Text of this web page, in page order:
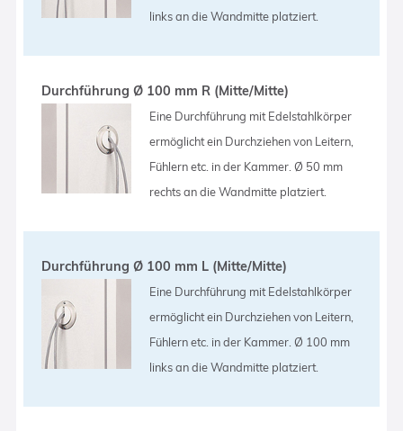
links an die Wandmitte platziert.
Durchführung Ø 100 mm R (Mitte/Mitte)
Eine Durchführung mit Edelstahlkörper
ermöglicht ein Durchziehen von Leitern,
Fühlern etc. in der Kammer. Ø 50 mm
rechts an die Wandmitte platziert.
Durchführung Ø 100 mm L (Mitte/Mitte)
Eine Durchführung mit Edelstahlkörper
ermöglicht ein Durchziehen von Leitern,
Fühlern etc. in der Kammer. Ø 100 mm
links an die Wandmitte platziert.